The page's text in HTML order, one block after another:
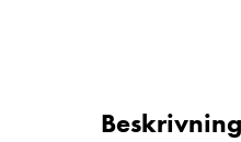
Beskrivning